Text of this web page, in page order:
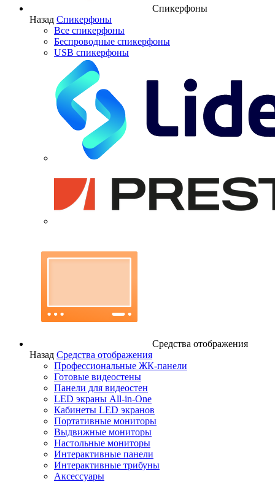
Спикерфоны
Назад Спикерфоны
Все спикерфоны
Беспроводные спикерфоны
USB спикерфоны
Средства отображения
Назад Средства отображения
Профессиональные ЖК-панели
Готовые видеостены
Панели для видеостен
LED экраны All-in-One
Кабинеты LED экранов
Портативные мониторы
Выдвижные мониторы
Настольные мониторы
Интерактивные панели
Интерактивные трибуны
Аксессуары